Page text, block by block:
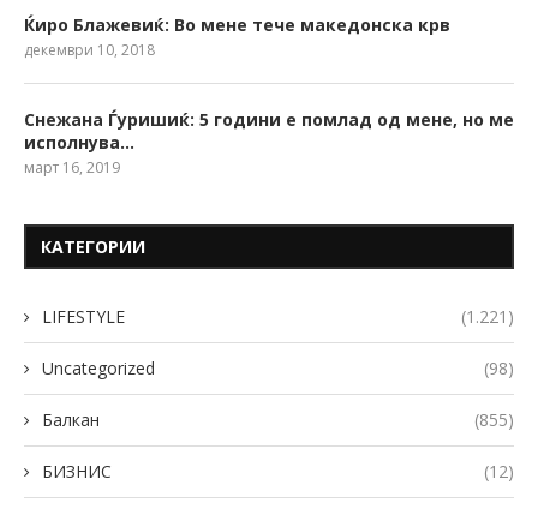
Ќиро Блажевиќ: Во мене тече македонска крв
декември 10, 2018
Снежана Ѓуришиќ: 5 години е помлад од мене, но ме
исполнува…
март 16, 2019
КАТЕГОРИИ
LIFESTYLE (1.221)
Uncategorized (98)
Балкан (855)
БИЗНИС (12)